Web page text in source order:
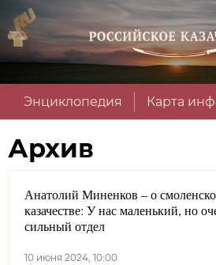
Энциклопедия Карта
Архив
Анатолий Миненков – о
казачестве: У нас маленький, но
сильный отдел
10 июня 2024, 10:00